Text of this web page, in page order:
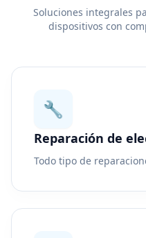
Soluciones integrales
dispositivos con
🔧
Reparación de
Todo tipo de